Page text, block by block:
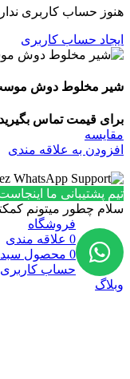
هنوز حساب کاربری
ایجاد حساب کاربری
شیر مخلوط دوش
برای قیمت تماس بگیرید
مقایسه
افزودن به علاقه مندی
تیم پشتیبانی ما
سلام چطور میتونم
فروشگاه
0 علاقه مندی
0 محصول
حساب
وبلاگ